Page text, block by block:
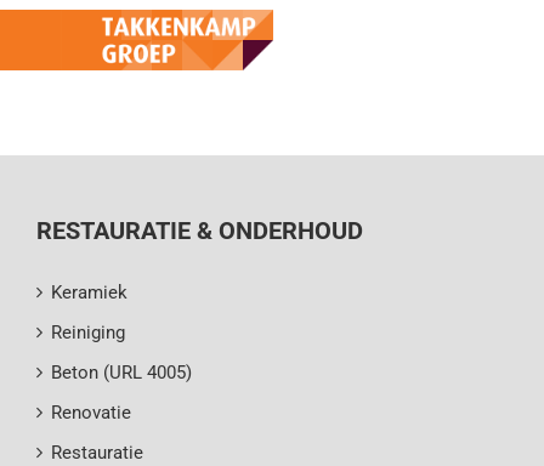
RESTAURATIE & ONDERHOUD
Keramiek
Reiniging
Beton (URL 4005)
Renovatie
Restauratie